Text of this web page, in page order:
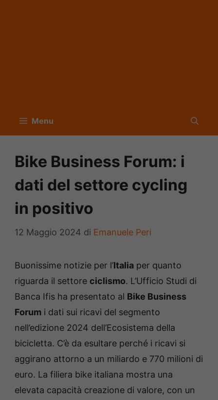
Menu
Bike Business Forum: i
dati del settore cycling
in positivo
12 Maggio 2024 di Emanuele Peri
Buonissime notizie per l’Italia per quanto
riguarda il settore ciclismo. L’Ufficio Studi di
Banca Ifis ha presentato al Bike Business
Forum i dati sui ricavi del segmento
nell’edizione 2024 dell’Ecosistema della
bicicletta. C’è da esultare perché i ricavi si
aggirano attorno a un miliardo e 770 milioni di
euro. La filiera bike italiana mostra una
elevata capacità creazione di valore, con un